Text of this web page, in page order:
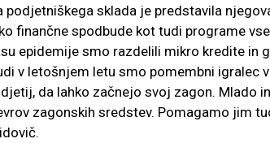
podjetniškega sklada je predstavila
finančne spodbude kot tudi programe
epidemije smo razdelili mikro kredite in
v letošnjem letu smo pomembni igralec
da lahko začnejo svoj zagon. Mlado
zagonskih sredstev. Pomagamo jim